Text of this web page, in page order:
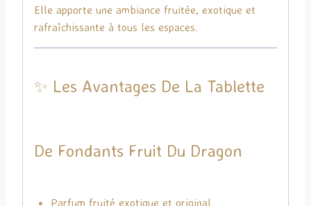
Elle apporte une ambiance fruitée, exotique et
rafraîchissante à tous les espaces.
✨ Les Avantages De La Tablette
De Fondants Fruit Du Dragon
Parfum fruité exotique et original